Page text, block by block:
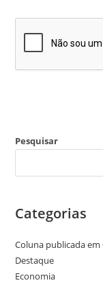
Pesquisar
Categorias
Coluna publicada em
Destaque
Economia